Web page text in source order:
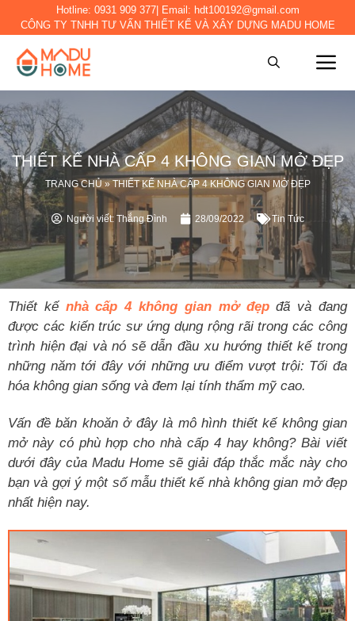
Hotline: 0931 909 377| Email: hdt100192@gmail.com
CÔNG TY TNHH TƯ VẤN THIẾT KẾ VÀ XÂY DỰNG MADU HOME
THIẾT KẾ NHÀ CẤP 4 KHÔNG GIAN MỞ ĐẸP
TRANG CHỦ»THIẾT KẾ NHÀ CẤP 4 KHÔNG GIAN MỞ ĐẸP
Người viết: Thắng Đình 28/09/2022 Tin Tức
Thiết kế nhà cấp 4 không gian mở đẹpđã và đang
được các kiến trúc sư ứng dụng rộng rãi trong các công
trình hiện đại và nó sẽ dẫn đầu xu hướng thiết kế trong
những năm tới đây với những ưu điểm vượt trội: Tối đa
hóa không gian sống và đem lại tính thẩm mỹ cao.
Vấn đề băn khoăn ở đây là mô hình thiết kế không gian
mở này có phù hợp cho nhà cấp 4 hay không? Bài viết
dưới đây của Madu Home sẽ giải đáp thắc mắc này cho
bạn và gợi ý một số mẫu thiết kế nhà không gian mở đẹp
nhất hiện nay.